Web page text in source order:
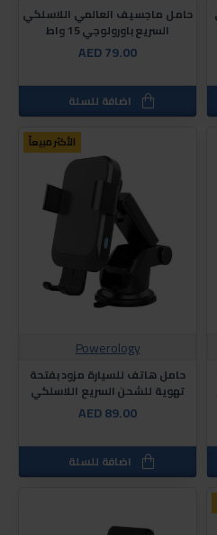
حامل ماجسيف العالمي اللاسلكي
السريع باورولوجي 15 واط
AED 79.00
اضافة للسلة
الأكثر مبيعاً
Powerology
حامل هاتف للسيارة مزود بفتحة
تهوية للشحن السريع اللاسلكي
AED 89.00
اضافة للسلة